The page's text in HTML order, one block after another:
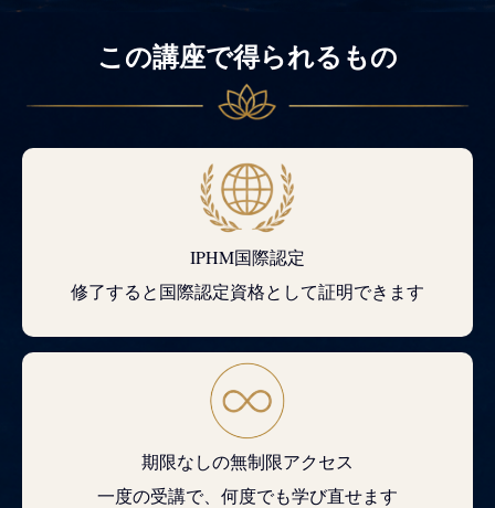
この講座で得られるもの
IPHM国際認定
修了すると国際認定資格として証明できます
期限なしの無制限アクセス
一度の受講で、何度でも学び直せます